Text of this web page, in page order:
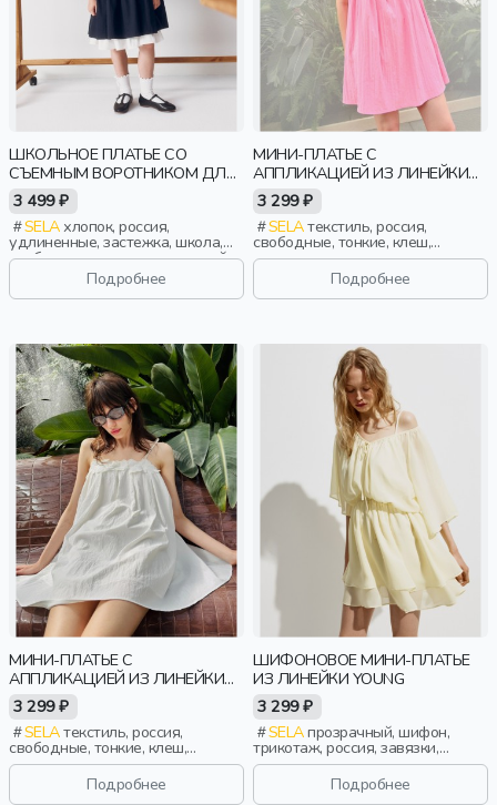
ШКОЛЬНОЕ ПЛАТЬЕ СО
СЪЕМНЫМ ВОРОТНИКОМ ДЛЯ
ДЕВОЧЕК
3 499 ₽
SELAхлопок, россия,
удлиненные, застежка, школа,
свободные, воротник, съемный
воротник, кружево, объемные,
девочки, детиПодробнее
МИНИ-ПЛАТЬЕ С
АППЛИКАЦИЕЙ ИЗ ЛИНЕЙКИ
YOUNG
3 299 ₽
SELAтекстиль, россия,
свободные, тонкие, клеш,
девочки, старшеклассники, дети
Подробнее
МИНИ-ПЛАТЬЕ С
АППЛИКАЦИЕЙ ИЗ ЛИНЕЙКИ
YOUNG
3 299 ₽
SELAтекстиль, россия,
свободные, тонкие, клеш,
девочки, старшеклассники, дети
Подробнее
ШИФОНОВОЕ МИНИ-ПЛАТЬЕ
ИЗ ЛИНЕЙКИ YOUNG
3 299 ₽
SELAпрозрачный, шифон,
трикотаж, россия, завязки,
прилегающие, вырез, девочки,
старшеклассники, дети
Подробнее